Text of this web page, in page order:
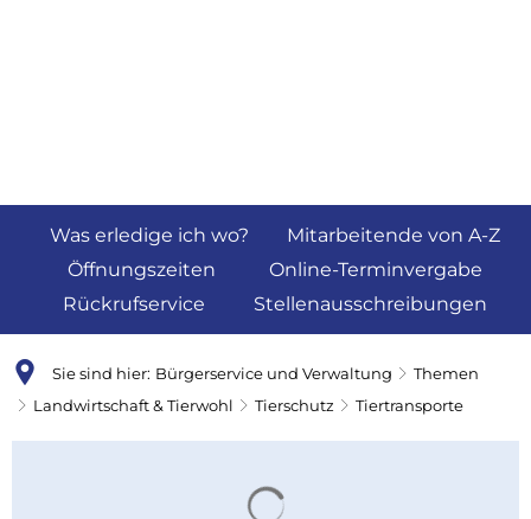
Was erledige ich wo?
Mitarbeitende von A-Z
Öffnungszeiten
Online-Terminvergabe
Rückrufservice
Stellenausschreibungen
Sie sind hier: Bürgerservice und Verwaltung
Themen
Landwirtschaft & Tierwohl
Tierschutz Tiertransporte